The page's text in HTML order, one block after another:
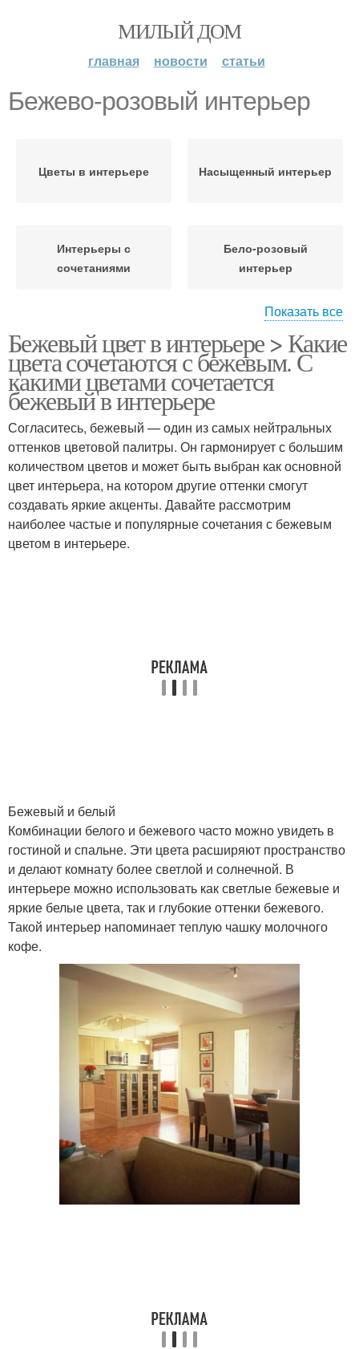
МИЛЫЙ ДОМ
главная новости статьи
Бежево-розовый интерьер
Цветы в интерьере Насыщенный интерьер
Интерьеры с
сочетаниями
Бело-розовый
интерьер
Бежево-коричневый
интерьер
Серо-бежевый
интерьер
Бежево-фиолетовый
интерьер
Цвета в интерьере
Тренды в интерьере Сочетания в интерьере
Коричневый интерьер Сочетание в интерьере
Показать все
Бежевый цвет в интерьере > Какие
цвета сочетаются с бежевым. С
какими цветами сочетается
бежевый в интерьере
Согласитесь, бежевый — один из самых нейтральных
оттенков цветовой палитры. Он гармонирует с большим
количеством цветов и может быть выбран как основной
цвет интерьера, на котором другие оттенки смогут
создавать яркие акценты. Давайте рассмотрим
наиболее частые и популярные сочетания с бежевым
цветом в интерьере.
Бежевый и белый
Комбинации белого и бежевого часто можно увидеть в
гостиной и спальне. Эти цвета расширяют пространство
и делают комнату более светлой и солнечной. В
интерьере можно использовать как светлые бежевые и
яркие белые цвета, так и глубокие оттенки бежевого.
Такой интерьер напоминает теплую чашку молочного
кофе.